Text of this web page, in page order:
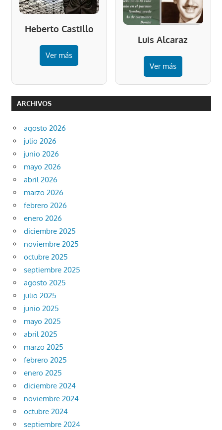
Heberto Castillo
Ver más
Luis Alcaraz
Ver más
ARCHIVOS
agosto 2026
julio 2026
junio 2026
mayo 2026
abril 2026
marzo 2026
febrero 2026
enero 2026
diciembre 2025
noviembre 2025
octubre 2025
septiembre 2025
agosto 2025
julio 2025
junio 2025
mayo 2025
abril 2025
marzo 2025
febrero 2025
enero 2025
diciembre 2024
noviembre 2024
octubre 2024
septiembre 2024